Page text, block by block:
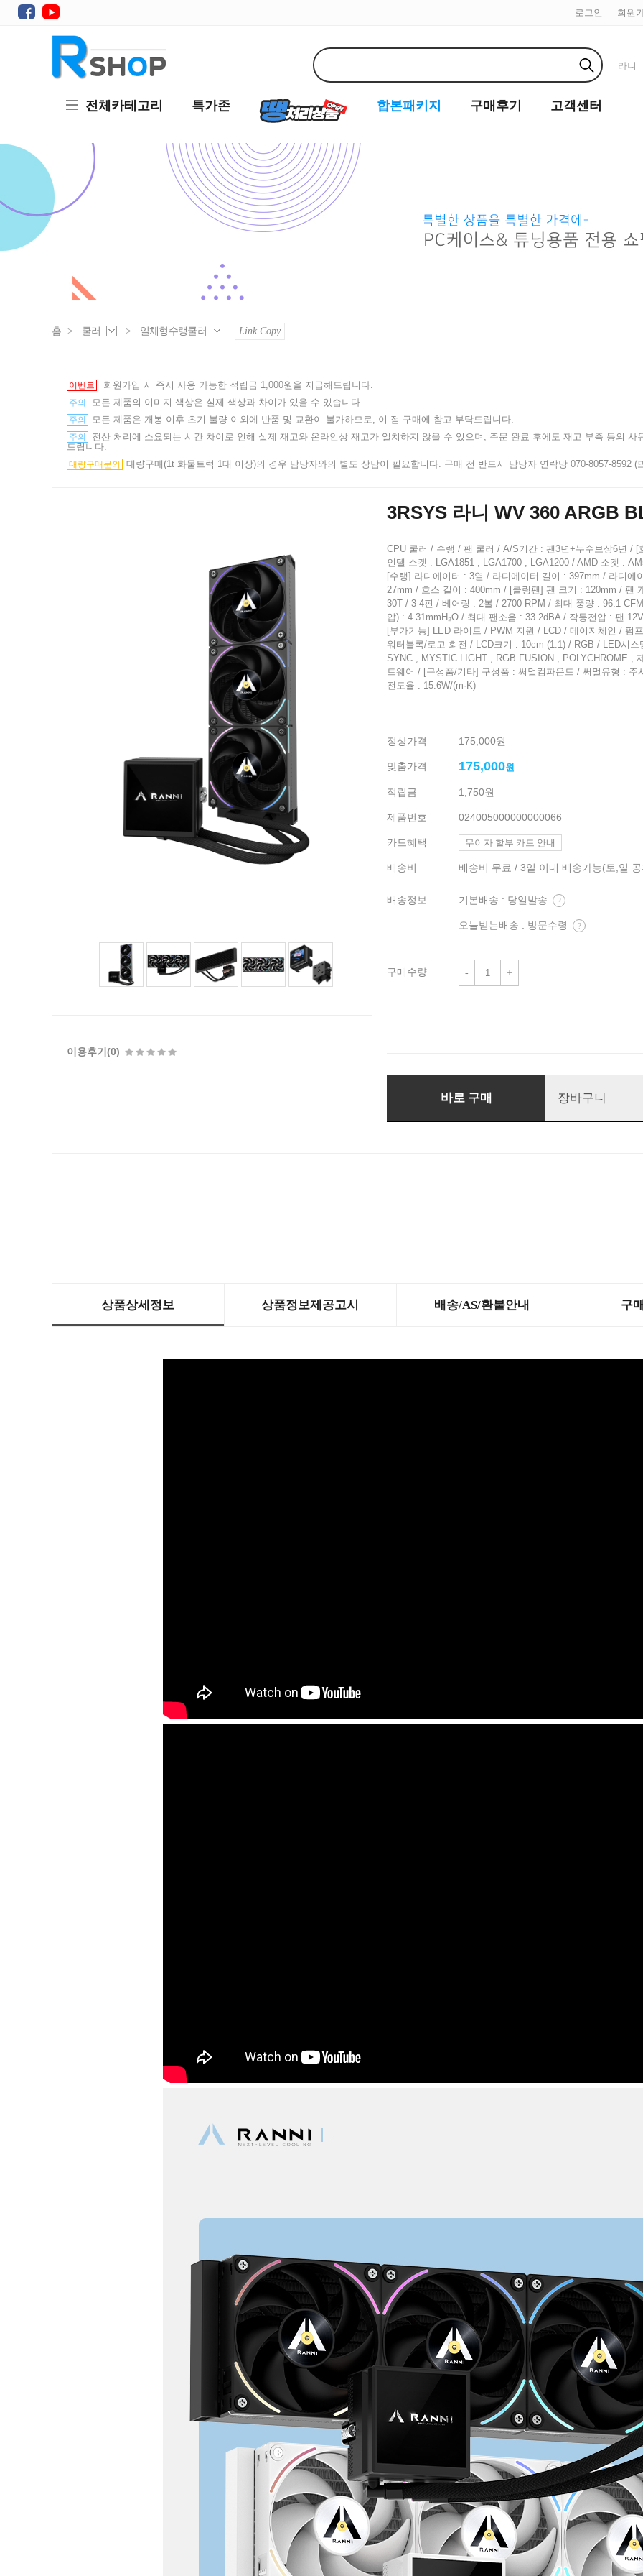
로그인 회원
라니
전체카테고리 특가존 합본패키지 구매후기 고객센터
홈 > 쿨러 > 일체형수랭쿨러 Link Copy
이벤트 회원가입 시 즉시 사용 가능한 적립금 1,000원을 지급해드립니다.
주의 모든 제품의 이미지 색상은 실제 색상과 차이가 있을 수 있습니다.
주의 모든 제품은 개봉 이후 초기 불량 이외에 반품 및 교환이 불가하므로, 이 점 구매에 참고 부탁드립니다.
주의
전산 처리에 소요되는 시간 차이로 인해 실제 재고와 온라인상 재고가 일치하지 않을 수 있으며, 주문 완료 후에도 재고 부족 등의
드립니다.
대량구매문의 대량구매(1t 화물트럭 1대 이상)의 경우 담당자와의 별도 상담이 필요합니다. 구매 전 반드시 담당자 연락망 070-8057-8592
이용후기(0)
3RSYS 라니 WV 360 ARGB
CPU 쿨러 / 수랭 / 팬 쿨러 / A/S기간 : 팬3년+누수보상6년 / [
인텔 소켓 : LGA1851 , LGA1700 , LGA1200 / AMD 소켓 :
[수랭] 라디에이터 : 3열 / 라디에이터 길이 : 397mm / 라디에
27mm / 호스 길이 : 400mm / [쿨링팬] 팬 크기 : 120mm / 팬
30T / 3-4핀 / 베어링 : 2볼 / 2700 RPM / 최대 풍량 : 96.1
압) : 4.31mmH₂O / 최대 팬소음 : 33.2dBA / 작동전압 : 팬
[부가기능] LED 라이트 / PWM 지원 / LCD / 데이지체인 / 펌
워터블록/로고 회전 / LCD크기 : 10cm (1:1) / RGB / LED시스
SYNC , MYSTIC LIGHT , RGB FUSION , POLYCHROME ,
트웨어 / [구성품/기타] 구성품 : 써멀컴파운드 / 써멀유형 : 주
전도율 : 15.6W/(m·K)
정상가격 175,000원
맞춤가격 175,000원
적립금 1,750원
제품번호 024005000000000066
카드혜택 무이자 할부 카드 안내
배송비 배송비 무료 / 3일 이내 배송가능(토,일
배송정보 기본배송 : 당일발송 ?
오늘받는배송 : 방문수령 ?
구매수량 - +
바로 구매 장바구니
상품상세정보 상품정보제공고시 배송/AS/환불안내 구